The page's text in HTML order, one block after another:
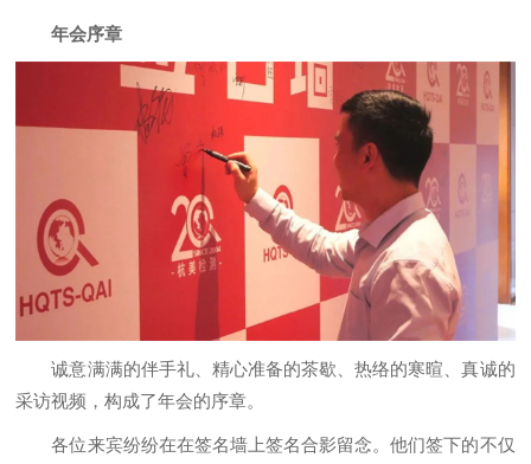
年会序章
诚意满满的伴手礼、精心准备的茶歇、热络的寒暄、真诚的
采访视频，构成了年会的序章。
各位来宾纷纷在在签名墙上签名合影留念。他们签下的不仅